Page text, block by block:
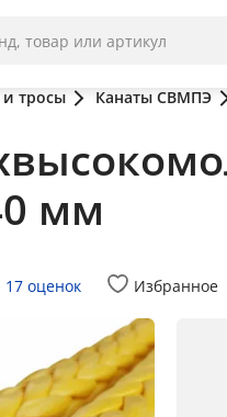
тросы Канаты СВМПЭ
мм
17 оценок Избранное